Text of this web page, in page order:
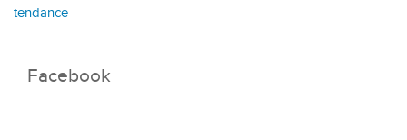
tendance
Facebook